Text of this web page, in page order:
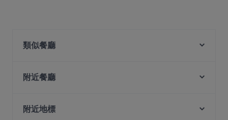
類似餐廳
Knots Cafe and Living - Paya Lebar
Yokohama Ramen
附近餐廳
Bebek Goreng Pak Ndut - SingPost Centre
附近地標